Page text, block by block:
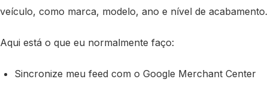
veículo, como marca, modelo, ano e nível de acabamento.
Aqui está o que eu normalmente faço:
Sincronize meu feed com o Google Merchant Center